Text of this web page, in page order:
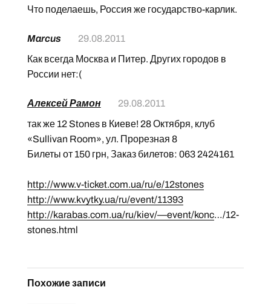
Что поделаешь, Россия же государство-карлик.
Marcus
29.08.2011
Как всегда Москва и Питер. Других городов в
России нет:(
Алексей Рамон
29.08.2011
так же 12 Stones в Киеве! 28 Октября, клуб
«Sullivan Room», ул. Прорезная 8
Билеты от 150 грн, Заказ билетов: 063 2424161
http://www.v-ticket.com.ua/ru/e/12stones
http://www.kvytky.ua/ru/event/11393
http://karabas.com.ua/ru/kiev/—event/konc…/12-
stones.html
Похожие записи